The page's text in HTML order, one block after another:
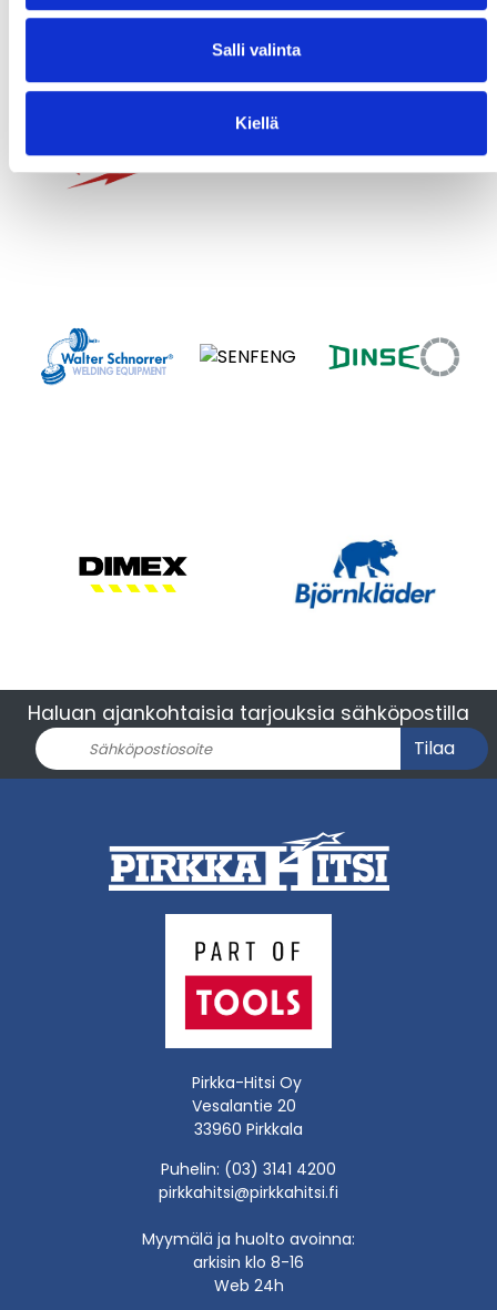
Salli valinta
Kiellä
Haluan ajankohtaisia tarjouksia sähköpostilla
Tilaa
Pirkka-Hitsi Oy
Vesalantie 20
33960 Pirkkala
Puhelin: (03) 3141 4200
pirkkahitsi@pirkkahitsi.fi
Myymälä ja huolto avoinna:
arkisin klo 8-16
Web 24h